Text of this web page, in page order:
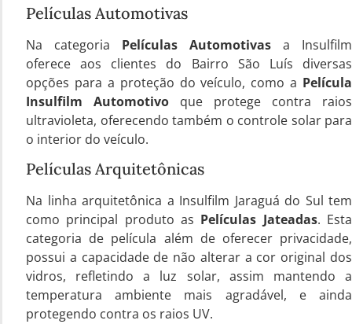
Películas Automotivas
Na categoria Películas Automotivas a Insulfilm
oferece aos clientes do Bairro São Luís diversas
opções para a proteção do veículo, como a Película
Insulfilm Automotivo que protege contra raios
ultravioleta, oferecendo também o controle solar para
o interior do veículo.
Películas Arquitetônicas
Na linha arquitetônica a Insulfilm Jaraguá do Sul tem
como principal produto as Películas Jateadas. Esta
categoria de película além de oferecer privacidade,
possui a capacidade de não alterar a cor original dos
vidros, refletindo a luz solar, assim mantendo a
temperatura ambiente mais agradável, e ainda
protegendo contra os raios UV.